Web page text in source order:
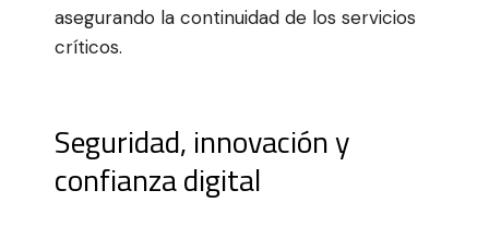
asegurando la continuidad de los servicios
críticos.
Seguridad, innovación y
confianza digital